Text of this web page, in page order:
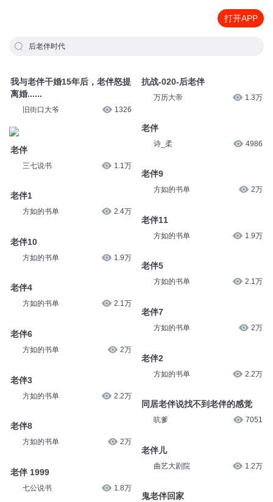
打开APP
后老伴时代
我与老伴干婚15年后，老伴怒提
离婚......
旧街口大爷 1326
老伴
三七说书 1.1万
老伴1
方如的书单 2.4万
老伴10
方如的书单 1.9万
老伴4
方如的书单 2.1万
老伴6
方如的书单 2万
老伴3
方如的书单 2.2万
老伴8
方如的书单 2万
老伴 1999
七公说书 1.8万
抗战-020-后老伴
万历大帝 1.3万
老伴
诗_柔 4986
老伴9
方如的书单 2万
老伴11
方如的书单 1.9万
老伴5
方如的书单 2.1万
老伴7
方如的书单 2万
老伴2
方如的书单 2.2万
同居老伴说找不到老伴的感觉
吭爹 7051
老伴儿
曲艺大剧院 1.2万
鬼老伴回家